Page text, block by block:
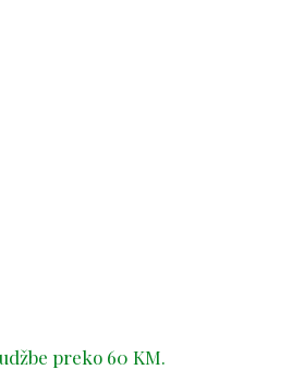
preko 60 KM.